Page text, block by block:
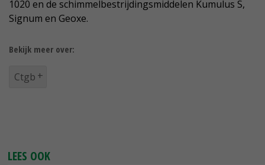
1020 en de schimmelbestrijdingsmiddelen Kumulus S,
Signum en Geoxe.
Bekijk meer over:
Ctgb
LEES OOK